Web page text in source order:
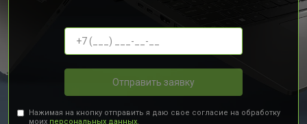
Отправить заявку
Нажимая на кнопку отправить я даю свое согласие на обработку
моих персональных данных.